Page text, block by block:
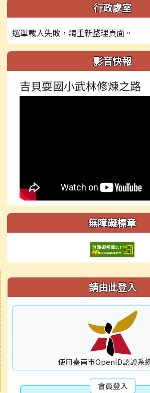
行政處室
選單載入失敗，請重新整理頁面。
影音快報
吉貝耍國小武林修煉之路
無障礙標章
右邊區域內容 請由此登入
使用臺南市OpenID認證系
會員登入